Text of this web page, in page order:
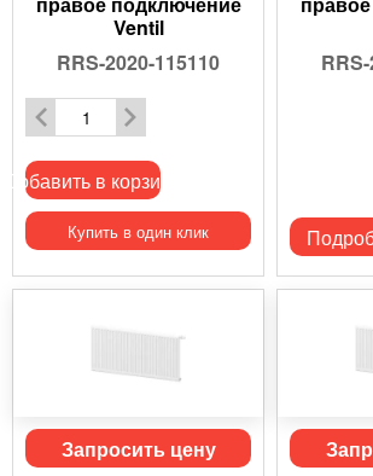
Ventil
RRS-2020-115110
Добавить в корзину
Купить в один клик
Запросить цену